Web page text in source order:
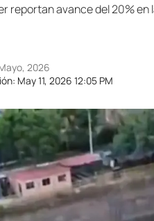
reportan avance del 20%
May 11, 2026 12:05 PM
2026